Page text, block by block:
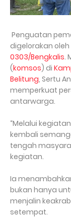
Penguatan
digelorakan oleh
0303/Bengkalis.
(komsos) di
Belitung, Sertu
memperkuat
antarwarga.
“Melalui
kembali
tengah
kegiatan.
Ia
bukan hanya
menjalin
setempat.